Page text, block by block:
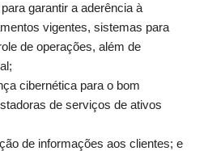
garantir a aderência à
vigentes, sistemas para
de operações, além de
cibernética para o bom
de serviços de ativos
de informações aos clientes; e